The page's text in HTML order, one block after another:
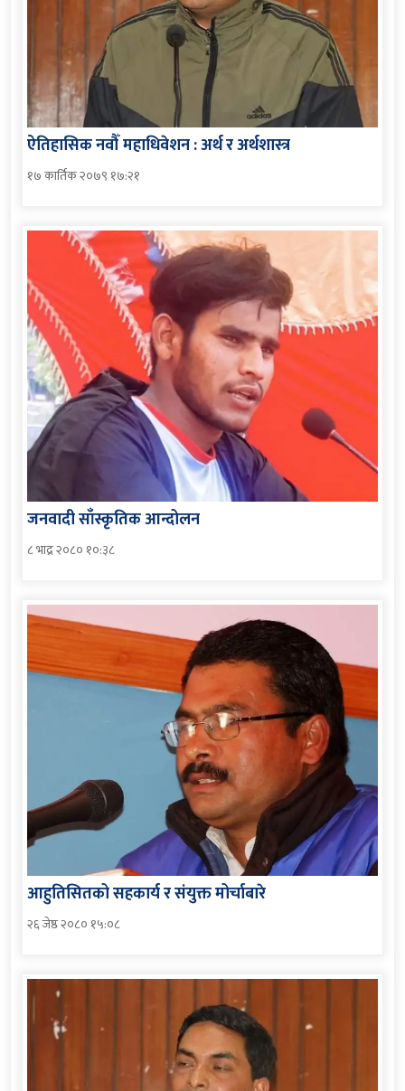
ऐतिहासिक नवौँ महाधिवेशन : अर्थ र अर्थशास्त्र
१७ कार्तिक २०७९ १७:२१
जनवादी साँस्कृतिक आन्दोलन
८ भाद्र २०८० १०:३८
आहुतिसितको सहकार्य र संयुक्त मोर्चाबारे
२६ जेष्ठ २०८० १५:०८